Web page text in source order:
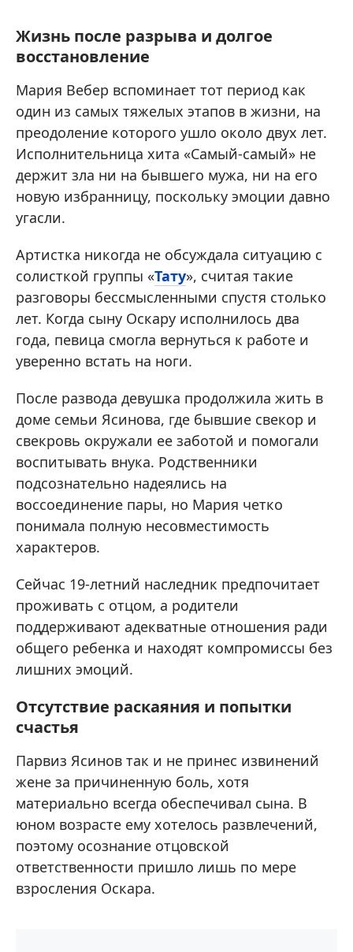
Жизнь после разрыва и долгое
восстановление
Мария Вебер вспоминает тот период как
один из самых тяжелых этапов в жизни, на
преодоление которого ушло около двух лет.
Исполнительница хита «Самый-самый» не
держит зла ни на бывшего мужа, ни на его
новую избранницу, поскольку эмоции давно
угасли.
Артистка никогда не обсуждала ситуацию с
солисткой группы «Тату», считая такие
разговоры бессмысленными спустя столько
лет. Когда сыну Оскару исполнилось два
года, певица смогла вернуться к работе и
уверенно встать на ноги.
После развода девушка продолжила жить в
доме семьи Ясинова, где бывшие свекор и
свекровь окружали ее заботой и помогали
воспитывать внука. Родственники
подсознательно надеялись на
воссоединение пары, но Мария четко
понимала полную несовместимость
характеров.
Сейчас 19-летний наследник предпочитает
проживать с отцом, а родители
поддерживают адекватные отношения ради
общего ребенка и находят компромиссы без
лишних эмоций.
Отсутствие раскаяния и попытки
счастья
Парвиз Ясинов так и не принес извинений
жене за причиненную боль, хотя
материально всегда обеспечивал сына. В
юном возрасте ему хотелось развлечений,
поэтому осознание отцовской
ответственности пришло лишь по мере
взросления Оскара.